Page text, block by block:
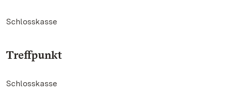
Schlosskasse
Treffpunkt
Schlosskasse